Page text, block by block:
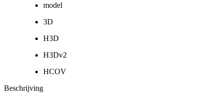
model
3D
H3D
H3Dv2
HCOV
Beschrijving